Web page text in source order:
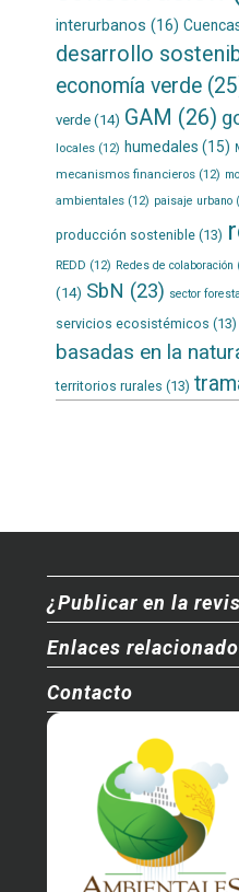
interurbanos (16)
desarrollo
economía verde
verde(14) GAM (26)
locales(12) humedales (15)
mecanismos financieros(12)
ambientales(12) paisaje urbano
producción sostenible(13)
REDD (12) Redes de colaboración
(14) SbN (23) sector forestal
servicios ecosistémicos (13)
basadas en la
territorios rurales (13)
¿Publicar en la
Enlaces
Contacto